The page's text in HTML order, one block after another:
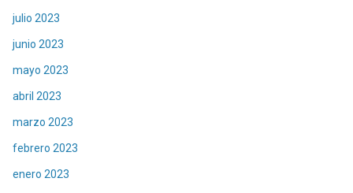
julio 2023
junio 2023
mayo 2023
abril 2023
marzo 2023
febrero 2023
enero 2023